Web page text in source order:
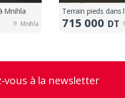
Mnihla
Mnihla 715 000 DT
vous à la newsletter